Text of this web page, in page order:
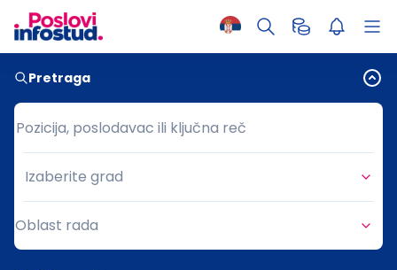
Pretraga
Pozicija, poslodavac ili ključna reč
Pozicija, poslodavac ili ključna reč
Grad
Izaberite grad
Oblast rada